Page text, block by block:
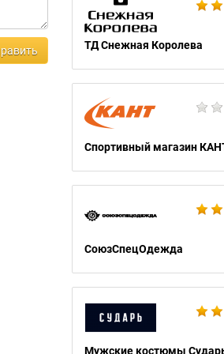
ТД Снежная Королева
Спортивный магазин
СоюзСпецОдежда
Мужские костюмы